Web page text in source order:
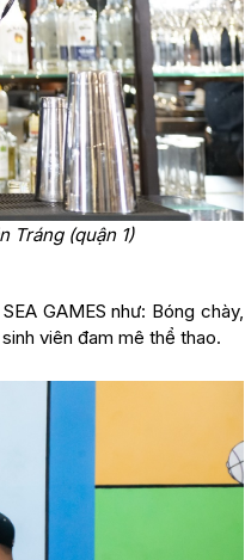
Tráng (quận 1)
GAMES như: Bóng chày,
viên đam mê thể thao.